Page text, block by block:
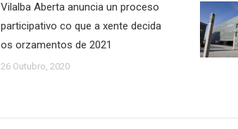
Vilalba Aberta anuncia un proceso
participativo co que a xente decida
os orzamentos de 2021
26 Outubro, 2020